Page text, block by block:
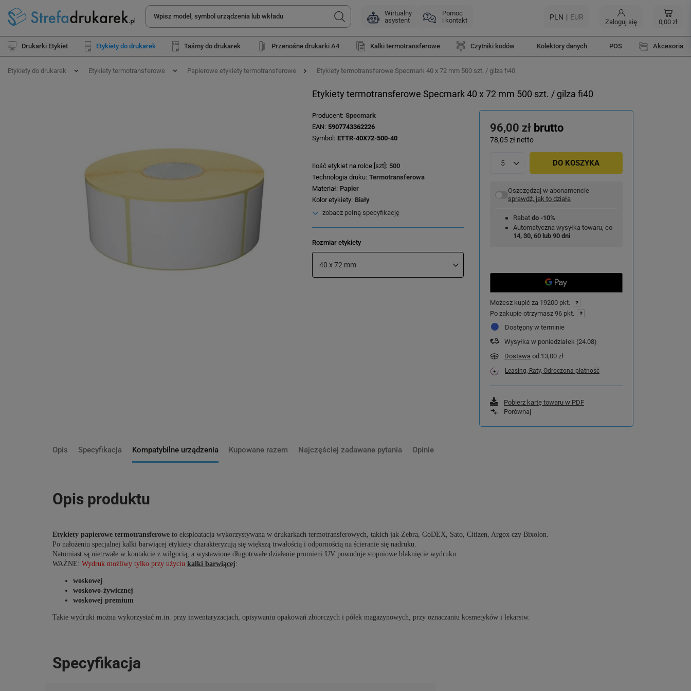
Wirtualny
asystent
Pomoc
i kontakt
PLN EUR
Zaloguj się 0,00 zł
Drukarki Etykiet Etykiety do drukarek Taśmy do drukarek Przenośne drukarki A4 Kalki termotransferowe Czytniki kodów Kolektory danych POS Akcesoria
Etykiety do drukarek Etykiety termotransferowe Papierowe etykiety termotransferowe Etykiety termotransferowe Specmark 40 x 72 mm 500 szt. / gilza fi40
Etykiety termotransferowe Specmark 40 x 72 mm 500 szt. / gilza fi40
96,00 zł brutto
78,05 zł netto
DO KOSZYKA
Oszczędzaj w abonamencie
sprawdź, jak to działa
Rabat do -10%
Automatyczna wysyłka towaru, co
14, 30, 60 lub 90 dni
Możesz kupić za 19200 pkt.
Po zakupie otrzymasz 96 pkt.
Dostępny w terminie
Wysyłka w poniedziałek (24.08)
Dostawa od 13,00 zł
Leasing, Raty, Odroczona płatność
Pobierz kartę towaru w PDF
Porównaj
Producent Specmark
EAN 5907743362226
Symbol
ETTR-40X72-500-40
Ilość etykiet na rolce [szt]
500
Technologia druku Termotransferowa
Materiał Papier
Kolor etykiety Biały
zobacz pełną specyfikację
Rozmiar etykiety
40 x 72 mm
Opis Specyfikacja Kompatybilne urządzenia Kupowane razem Najczęściej zadawane pytania Opinie
Opis produktu
Etykiety papierowe termotransferowe to eksploatacja wykorzystywana w drukarkach termotransferowych, takich jak Zebra, GoDEX, Sato, Citizen, Argox czy Bixolon.
Po nałożeniu specjalnej kalki barwiącej etykiety charakteryzują się większą trwałością i odpornością na ścieranie się nadruku.
Natomiast są nietrwałe w kontakcie z wilgocią, a wystawione długotrwałe działanie promieni UV powoduje stopniowe blaknięcie wydruku.
WAŻNE: Wydruk możliwy tylko przy użyciu kalki barwiącej:
woskowej
woskowo-żywicznej
woskowej premium
Takie wydruki można wykorzystać m.in. przy inwentaryzacjach, opisywaniu opakowań zbiorczych i półek magazynowych, przy oznaczaniu kosmetyków i lekarstw.
Specyfikacja